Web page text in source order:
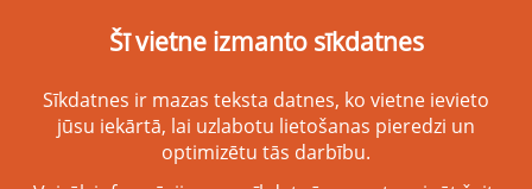
Šī vietne izmanto sīkdatnes
Sīkdatnes ir mazas teksta datnes, ko vietne ievieto
jūsu iekārtā, lai uzlabotu lietošanas pieredzi un
optimizētu tās darbību.